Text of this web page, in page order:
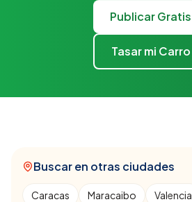
Publicar Gratis
Tasar mi Carro
Buscar en otras ciudades
Caracas Maracaibo Valencia